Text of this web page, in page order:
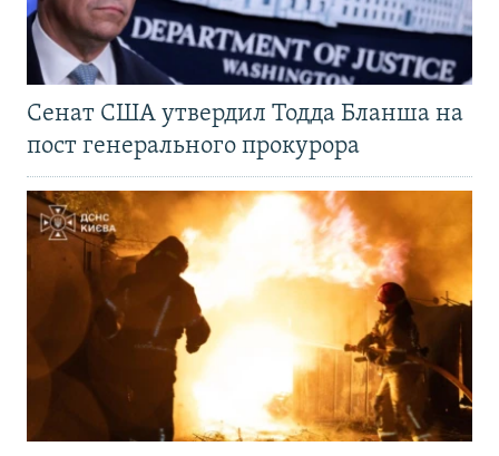
Сенат США утвердил Тодда Бланша на
пост генерального прокурора